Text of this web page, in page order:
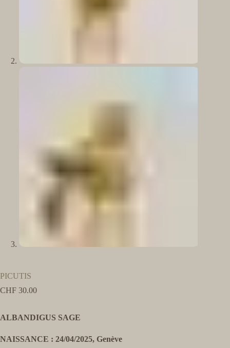
PICUTIS
CHF 30.00
ALBANDIGUS SAGE
NAISSANCE : 24/04/2025, Genève